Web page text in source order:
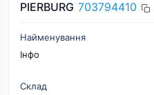
PIERBURG 703794410
Найменування
Інфо
Склад